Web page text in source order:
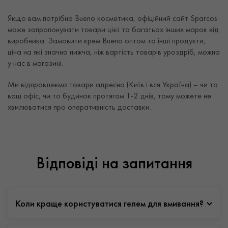
Якщо вам потрібна Bueno косметика, офіційний сайт Sparcos
може запропонувати товари цієї та багатьох інших марок від
виробника. Замовити крем Bueno оптом та інші продукти,
ціна на які значно нижча, ніж вартість товарів уроздріб, можна
у нас в магазині.
Ми відправляємо товари адресно (Київ і вся Україна) – чи то
ваш офіс, чи то будинок протягом 1-2 днів, тому можете не
хвилюватися про оперативність доставки.
Відповіді на запитання
Коли краще користуватися гелем для вмивання?